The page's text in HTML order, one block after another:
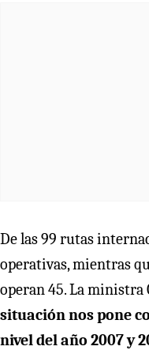
De las 99 rutas
operativas, mientras
operan 45. La ministra
situación nos pone
nivel del año 2007 y